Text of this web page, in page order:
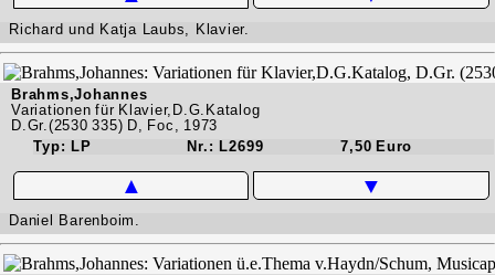
Richard und Katja Laubs, Klavier.
Brahms,Johannes
Variationen für Klavier,D.G.Katalog
D.Gr.(2530 335) D, Foc, 1973
Typ: LP
Nr.: L2699 7,50 Euro
▲ ▼
Daniel Barenboim.